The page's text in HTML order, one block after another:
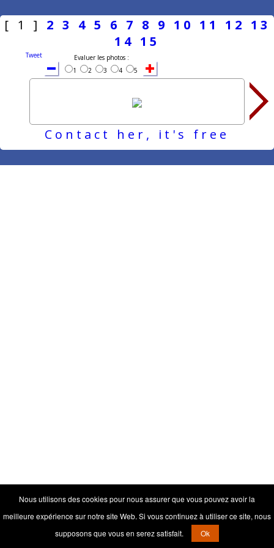
[ 1 ] 2 3 4 5 6 7 8 9 10 11 12 13
14 15
Tweet
Evaluer les photos :
1
2 3 4 5
Contact her, it's free
Nous utilisons des cookies pour nous assurer que vous pouvez avoir la
meilleure expérience sur notre site Web. Si vous continuez à utiliser ce site, nous
supposons que vous en serez satisfait.
Ok